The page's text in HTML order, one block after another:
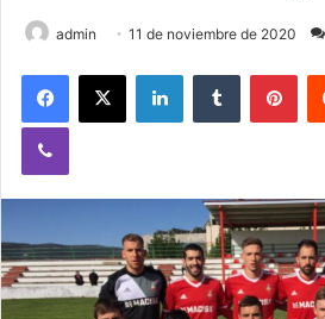
admin 11 de noviembre de 2020